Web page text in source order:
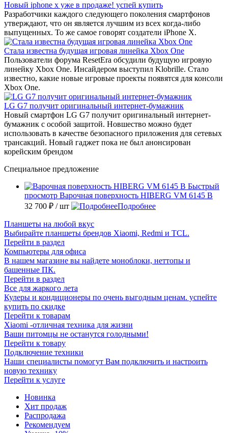
Новый iphone x уже в продаже! успей купить
Разработчики каждого следующего поколения смартфонов
утверждают, что он является лучшим из всех когда-либо
выпущенных. То же самое говорят создатели iPhone X.
Стала известна будущая игровая линейка Xbox One
Пользователи форума ResetEra обсудили будущую игровую
линейку Xbox One. Инсайдером выступил Klobrille. Стало
известно, какие новые игровые проекты появятся для консоли
Xbox One.
LG G7 получит оригинальный интернет-бумажник
Новый смартфон LG G7 получит оригинальный интернет-
бумажник с особой защитой. Новшество можно будет
использовать в качестве безопасного приложения для сетевых
трансакций. Новый гаджет пока не был анонсирован
корейским брендом
Специальное предложение
Быстрый
просмотр Варочная поверхность HIBERG VM 6145 B
32 700 ₽ / шт Подробнее
Планшеты на любой вкус
Выбирайте планшеты брендов Xiaomi, Redmi и TCL.
Перейти в раздел
Компьютеры для офиса
В нашем магазине вы найдете моноблоки, неттопы и
башенные ПК.
Перейти в раздел
Все для жаркого лета
Кулеры и кондиционеры по очень выгодным ценам. успейте
купить по скидке
Перейти к товарам
Xiaomi -отличная техника для жизни
Ваши питомцы не останутся голодными!
Перейти к товару
Подключение техники
Наши специалисты помогут Вам подключить и настроить
новую технику
Перейти к услуге
Новинка
Хит продаж
Распродажа
Рекомендуем